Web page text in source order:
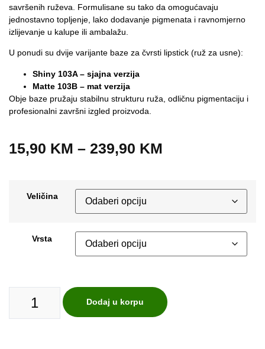
savršenih ruževa. Formulisane su tako da omogućavaju
jednostavno topljenje, lako dodavanje pigmenata i ravnomjerno
izlijevanje u kalupe ili ambalažu.
U ponudi su dvije varijante baze za čvrsti lipstick (ruž za usne):
Shiny 103A – sjajna verzija
Matte 103B – mat verzija
Obje baze pružaju stabilnu strukturu ruža, odličnu pigmentaciju i
profesionalni završni izgled proizvoda.
15,90 KM – 239,90 KM
Veličina
Vrsta
Dodaj u korpu